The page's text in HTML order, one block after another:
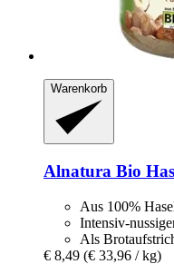
Warenkorb
Alnatura Bio
Aus 100%
Intensiv-
Als
€ 8,49 (€ 33,96 / kg)